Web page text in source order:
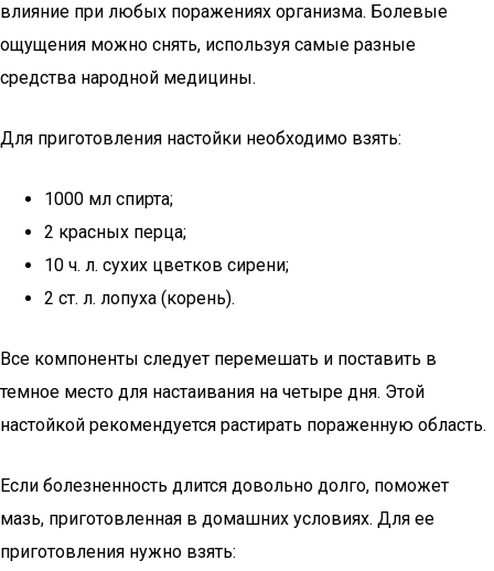
влияние при любых поражениях организма. Болевые
ощущения можно снять, используя самые разные
средства народной медицины.
Для приготовления настойки необходимо взять:
1000 мл спирта;
2 красных перца;
10 ч. л. сухих цветков сирени;
2 ст. л. лопуха (корень).
Все компоненты следует перемешать и поставить в
темное место для настаивания на четыре дня. Этой
настойкой рекомендуется растирать пораженную область.
Если болезненность длится довольно долго, поможет
мазь, приготовленная в домашних условиях. Для ее
приготовления нужно взять: